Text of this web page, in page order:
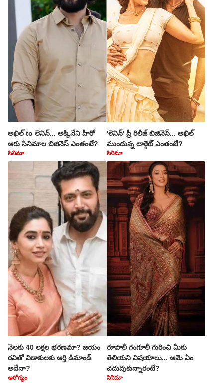
అఖిల్ to లెనిన్... అక్కినేని హీరో
ఆరు సినిమాల బిజినెస్ ఎంతంటే?
'లెనిన్' ప్రీ రిలీజ్ బిజినెస్... అఖిల్
ముందున్న టార్గెట్ ఎంతంటే?
సినిమా
నెలకు 40 లక్షల భరణమా? జయం
రవితో విడాకులకు ఆర్తి డిమాండ్
అదేనా?
సినిమా
రూపాలీ గంగూలీ గురించి మీకు
తెలియని విషయాలు... ఆమె ఏం
చదువుకున్నారంటే?
ఆరోగ్యం సినిమా